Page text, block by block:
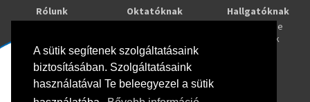
A sütik segítenek szolgáltatásaink
biztosításában. Szolgáltatásaink
használatával Te beleegyezel a sütik
Rólunk
Oktatóknak
Webuni Stúdió
Hallgatóknak
Tanulj online
Képzések
Info
Adatkezelési tájékoztató
ÁSZF